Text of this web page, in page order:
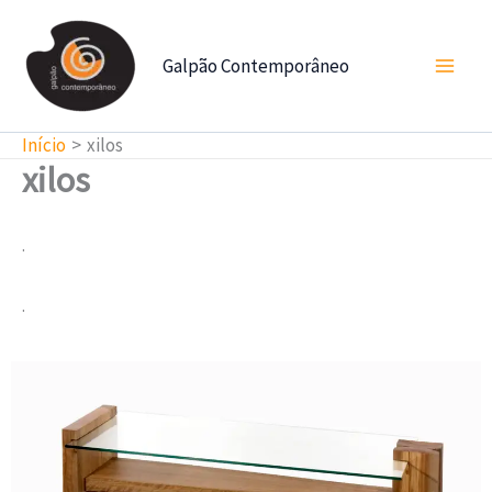
conteúdo
Galpão Contemporâneo
Início xilos
xilos
.
.